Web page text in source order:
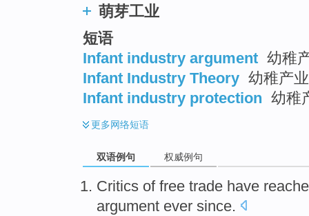
萌芽工业
短语
Infant industry argument 幼稚
Infant Industry Theory 幼稚产
Infant industry protection 幼稚
更多网络短语
双语例句 权威例句
Critics of free trade have
argument ever since.